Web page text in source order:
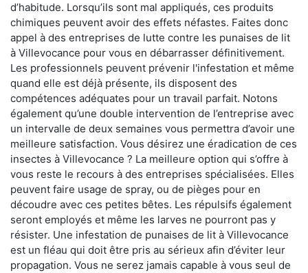
d’habitude. Lorsqu’ils sont mal appliqués, ces produits
chimiques peuvent avoir des effets néfastes. Faites donc
appel à des entreprises de lutte contre les punaises de lit
à Villevocance pour vous en débarrasser définitivement.
Les professionnels peuvent prévenir l'infestation et même
quand elle est déjà présente, ils disposent des
compétences adéquates pour un travail parfait. Notons
également qu’une double intervention de l’entreprise avec
un intervalle de deux semaines vous permettra d’avoir une
meilleure satisfaction. Vous désirez une éradication de ces
insectes à Villevocance ? La meilleure option qui s’offre à
vous reste le recours à des entreprises spécialisées. Elles
peuvent faire usage de spray, ou de pièges pour en
découdre avec ces petites bêtes. Les répulsifs également
seront employés et même les larves ne pourront pas y
résister. Une infestation de punaises de lit à Villevocance
est un fléau qui doit être pris au sérieux afin d’éviter leur
propagation. Vous ne serez jamais capable à vous seul de